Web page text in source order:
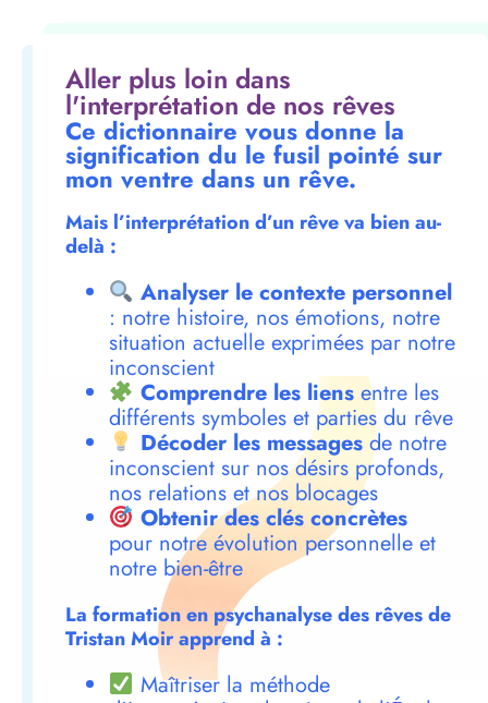
Aller plus loin dans
l'interprétation de nos rêves
Ce dictionnaire vous donne la
signification du le fusil pointé sur
mon ventre dans un rêve.
Mais l’interprétation d’un rêve va bien au-
delà :
Analyser le contexte personnel
: notre histoire, nos émotions, notre
situation actuelle exprimées par notre
inconscient
Comprendre les liensentre les
différents symboles et parties du rêve
Décoder les messagesde notre
inconscient sur nos désirs profonds,
nos relations et nos blocages
Obtenir des clés concrètes
pour notre évolution personnelle et
notre bien-être
La formation en psychanalyse des rêves de
Tristan Moir apprend à :
Maîtriser la méthode